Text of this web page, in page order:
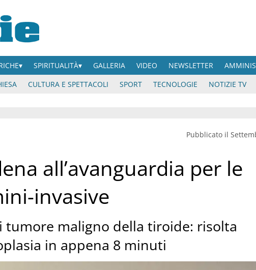
SPIRITUALITÀ GALLERIA VIDEO NEWSLETTER
CULTURA E SPETTACOLI SPORT TECNOLOGIE NOTIZIE TV
Pubblicato il
all’avanguardia per le
invasive
tumore maligno della tiroide: risolta
in appena 8 minuti